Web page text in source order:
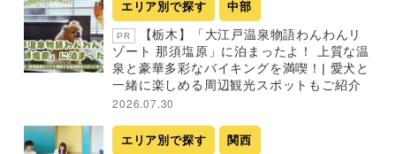
エリア別で探す 中部
PR
【栃木】「大江戸温泉物語わんわんリ
ゾート 那須塩原」に泊まったよ！ 上質な温
泉と豪華多彩なバイキングを満喫！| 愛犬と
一緒に楽しめる周辺観光スポットもご紹介
2026.07.30
エリア別で探す 関西